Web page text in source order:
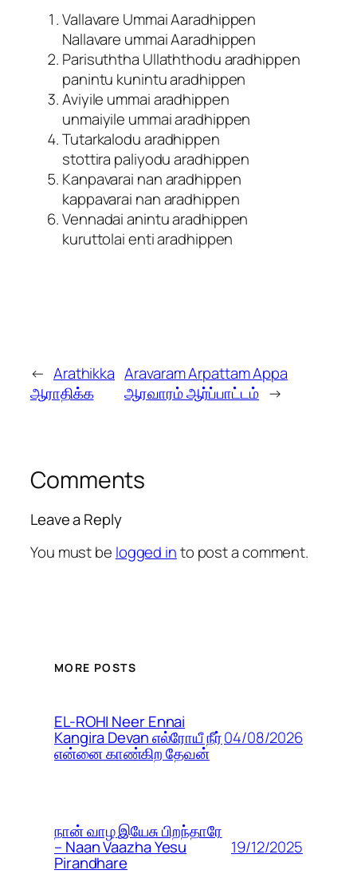
Vallavare Ummai Aaradhippen
Nallavare ummai Aaradhippen
Parisuththa Ullaththodu aradhippen
panintu kunintu aradhippen
Aviyile ummai aradhippen
unmaiyile ummai aradhippen
Tutarkalodu aradhippen
stottira paliyodu aradhippen
Kanpavarai nan aradhippen
kappavarai nan aradhippen
Vennadai anintu aradhippen
kuruttolai enti aradhippen
← Arathikka
ஆராதிக்க
Aravaram Arpattam Appa
ஆரவாரம் ஆர்ப்பாட்டம் →
Comments
Leave a Reply
You must be logged into post a comment.
MORE POSTS
EL-ROHI Neer Ennai
Kangira Devan எல்ரோயீ நீர்
என்னை காண்கிற தேவன்
04/08/2026
நான் வாழ இயேசு பிறந்தாரே
– Naan Vaazha Yesu
Pirandhare
19/12/2025